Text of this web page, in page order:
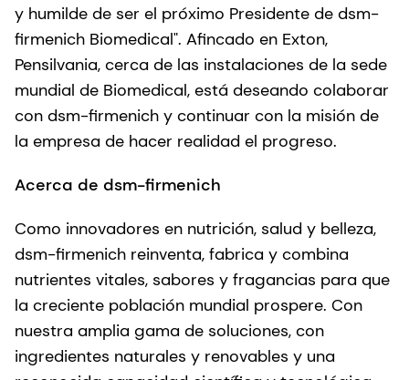
y humilde de ser el próximo Presidente de dsm-
firmenich Biomedical". Afincado en Exton,
Pensilvania, cerca de las instalaciones de la sede
mundial de Biomedical, está deseando colaborar
con dsm-firmenich y continuar con la misión de
la empresa de hacer realidad el progreso.
Acerca de dsm-firmenich
Como innovadores en nutrición, salud y belleza,
dsm-firmenich reinventa, fabrica y combina
nutrientes vitales, sabores y fragancias para que
la creciente población mundial prospere. Con
nuestra amplia gama de soluciones, con
ingredientes naturales y renovables y una